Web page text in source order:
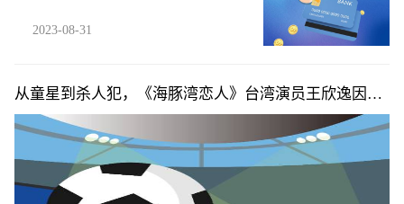
2023-08-31
从童星到杀人犯，《海豚湾恋人》台湾演员王欣逸因杀
人畏罪潜逃被通缉